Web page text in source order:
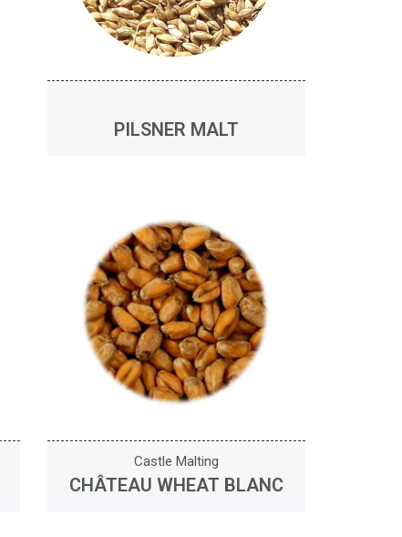
PILSNER MALT
Castle Malting
CHÂTEAU WHEAT BLANC